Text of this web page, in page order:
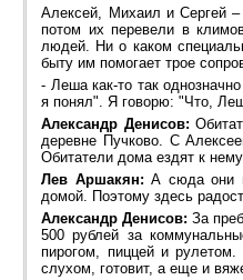
Алексей, Михаил и Сергей –
потом их перевели в
людей. Ни о каком
быту им помогает трое
- Леша как-то так
я понял". Я говорю: "Что,
Александр Денисов:
деревне Пучково. С
Обитатели дома ездят к
Лев Аршакян: А сюда они
домой. Поэтому здесь
Александр Денисов: За
500 рублей за
пирогом, пиццей и
слухом, готовит, а еще и